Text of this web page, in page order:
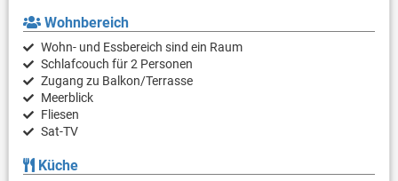
Wohnbereich
Wohn- und Essbereich sind ein Raum
Schlafcouch für 2 Personen
Zugang zu Balkon/Terrasse
Meerblick
Fliesen
Sat-TV
Küche